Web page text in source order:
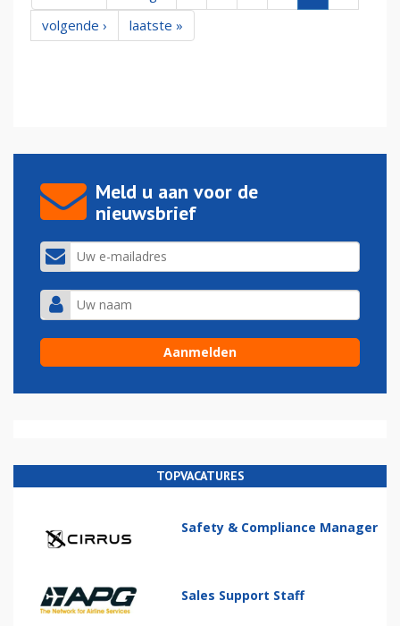
volgende ›
laatste »
Meld u aan voor de
nieuwsbrief
TOPVACATURES
Safety & Compliance Manager
Sales Support Staff